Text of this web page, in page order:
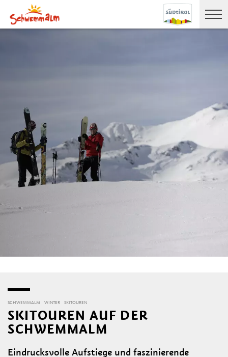
SCHWEMMALM WINTER SKITOUREN
SKITOUREN AUF DER
SCHWEMMALM
Eindrucksvolle Aufstiege und faszinierende